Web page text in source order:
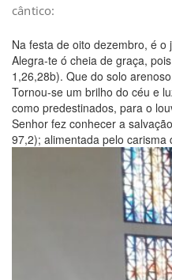
cântico:
Na festa de oito dezembro, é
Alegra-te ó cheia de graça,
1,26,28b). Que do solo
Tornou-se um brilho do céu e
como predestinados, para o
Senhor fez conhecer a
97,2); alimentada pelo